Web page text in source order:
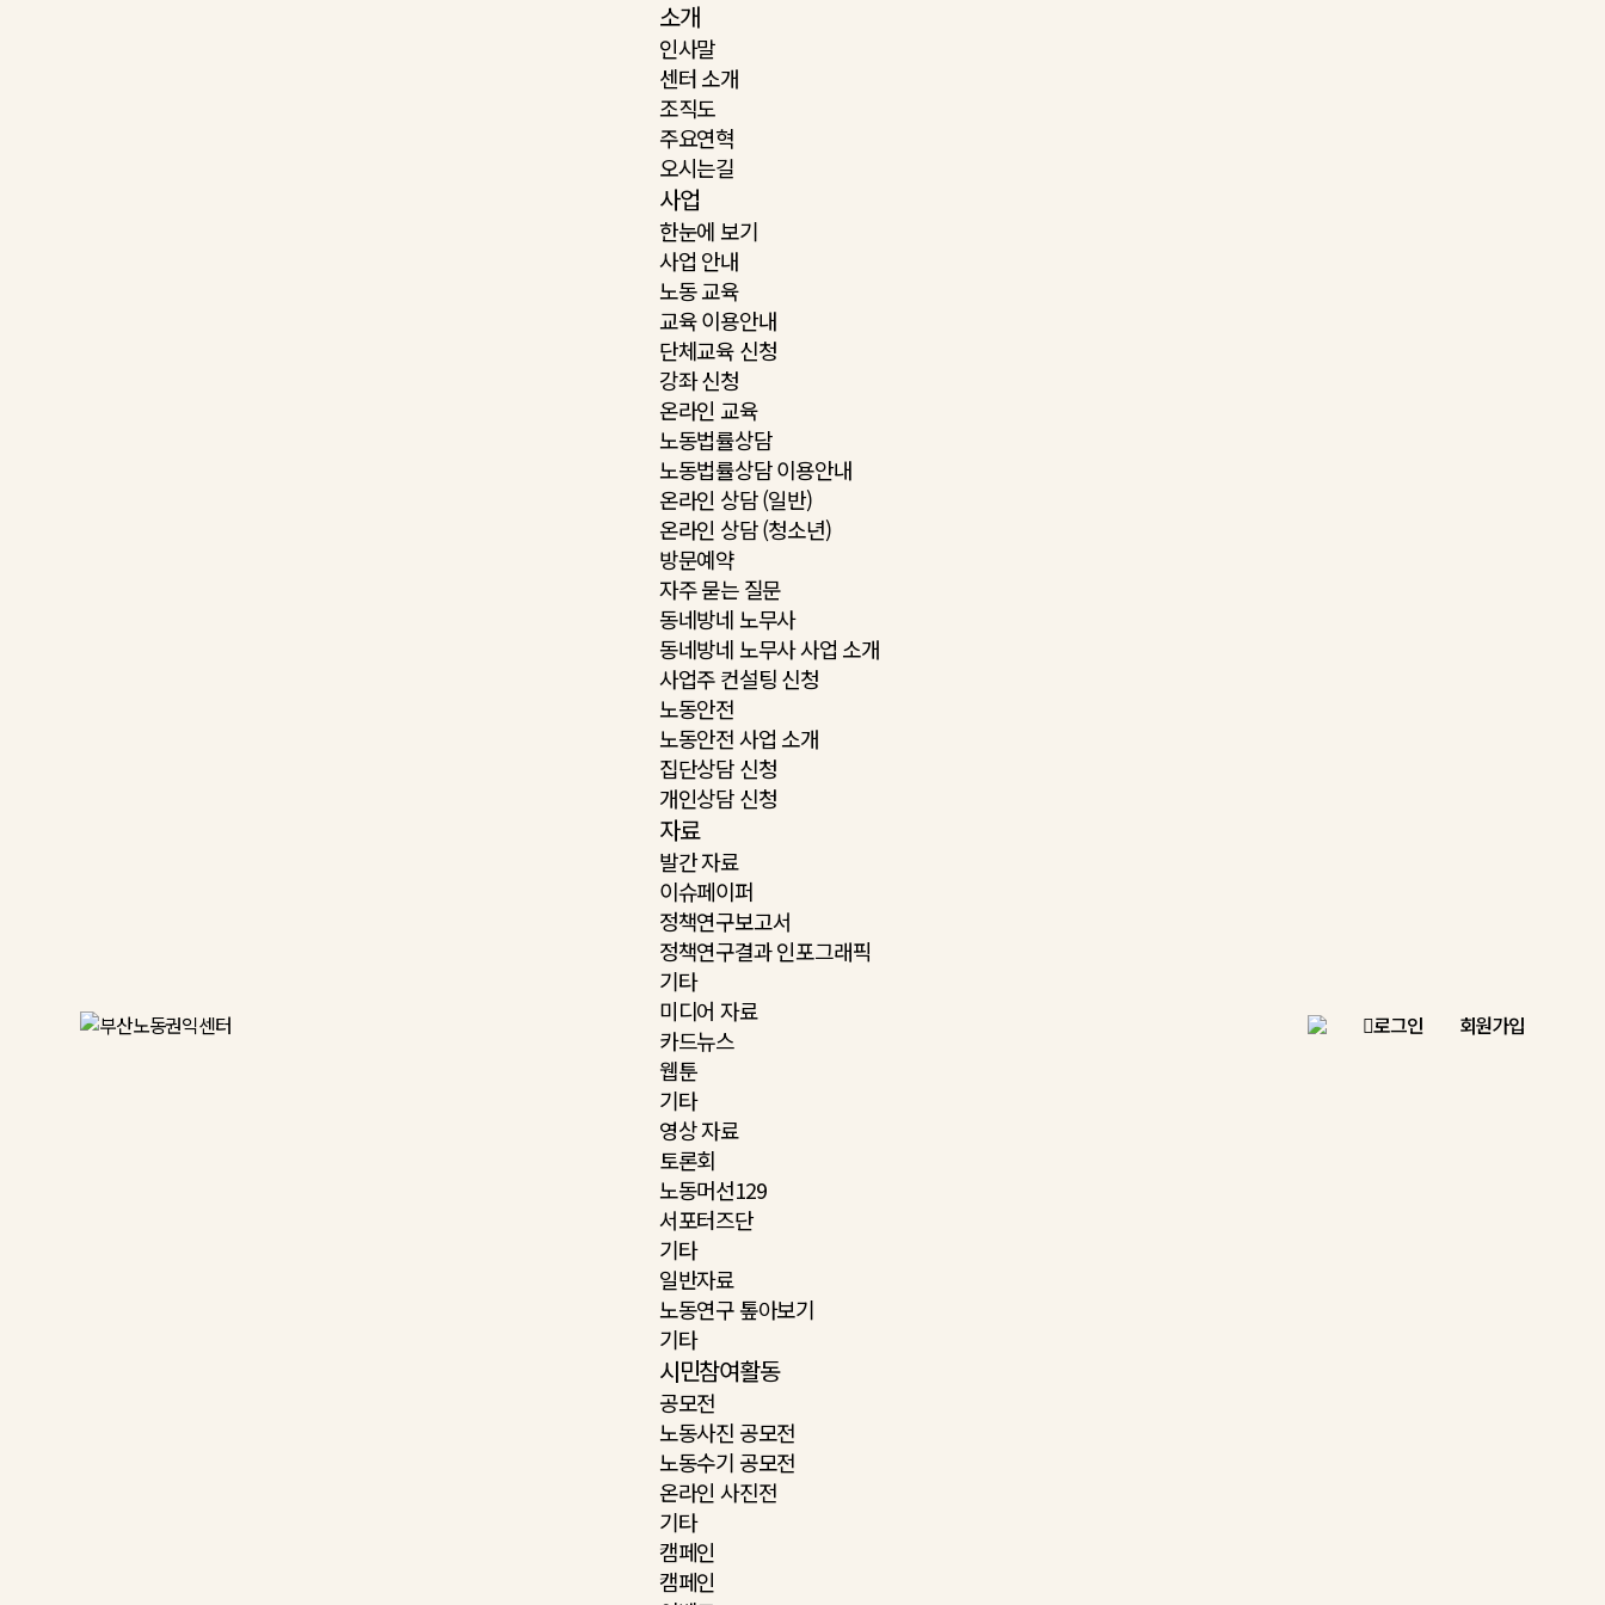
소개
인사말
센터 소개
조직도
주요연혁
오시는길
사업
한눈에 보기
사업 안내
노동 교육
교육 이용안내
단체교육 신청
강좌 신청
온라인 교육
노동법률상담
노동법률상담 이용안내
온라인 상담 (일반)
온라인 상담 (청소년)
방문예약
자주 묻는 질문
동네방네 노무사
동네방네 노무사 사업 소개
사업주 컨설팅 신청
노동안전
노동안전 사업 소개
집단상담 신청
개인상담 신청
자료
발간 자료
이슈페이퍼
정책연구보고서
정책연구결과 인포그래픽
기타
미디어 자료
카드뉴스
웹툰
기타
영상 자료
토론회
노동머선129
서포터즈단
기타
일반자료
노동연구 톺아보기
기타
시민참여활동
공모전
노동사진 공모전
노동수기 공모전
온라인 사진전
기타
캠페인
캠페인
로그인 회원가입